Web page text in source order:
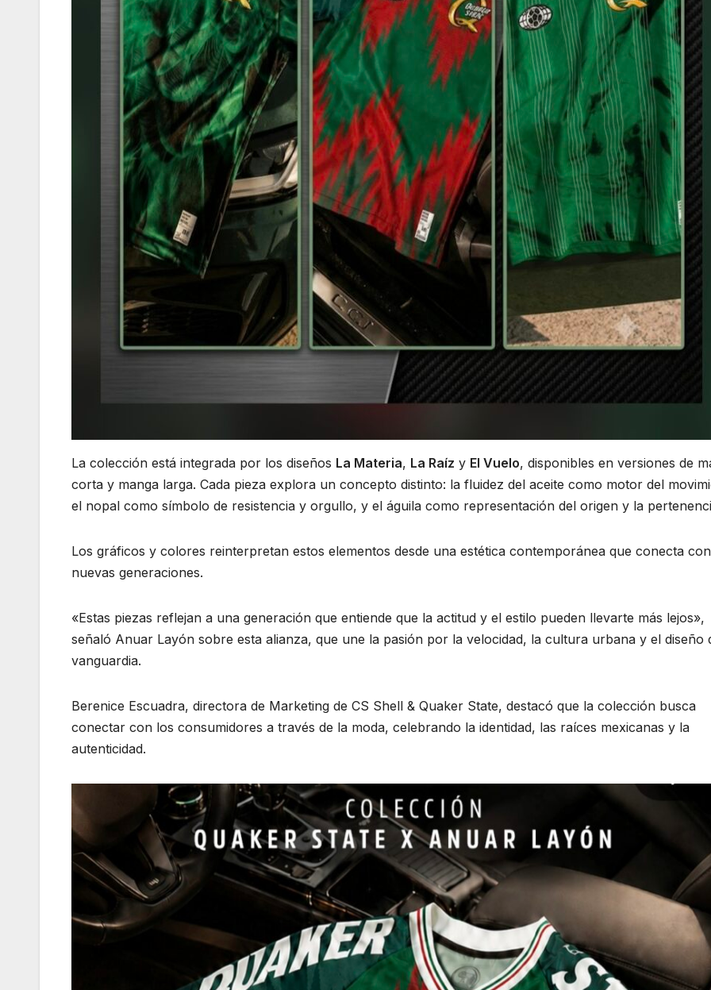
La colección está integrada por los diseños La Materia, La Raíz y El Vuelo, disponibles en versiones de
corta y manga larga. Cada pieza explora un concepto distinto: la fluidez del aceite como motor del
el nopal como símbolo de resistencia y orgullo, y el águila como representación del origen y la
Los gráficos y colores reinterpretan estos elementos desde una estética contemporánea que conecta
nuevas generaciones.
«Estas piezas reflejan a una generación que entiende que la actitud y el estilo pueden llevarte más lejos»,
señaló Anuar Layón sobre esta alianza, que une la pasión por la velocidad, la cultura urbana y el diseño
vanguardia.
Berenice Escuadra, directora de Marketing de CS Shell & Quaker State, destacó que la colección busca
conectar con los consumidores a través de la moda, celebrando la identidad, las raíces mexicanas y la
autenticidad.